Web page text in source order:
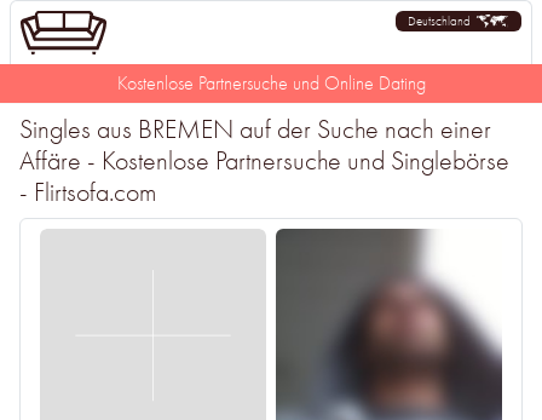
Deutschland
Kostenlose Partnersuche und Online Dating
Singles aus BREMEN auf der Suche nach einer
Affäre - Kostenlose Partnersuche und Singlebörse
- Flirtsofa.com